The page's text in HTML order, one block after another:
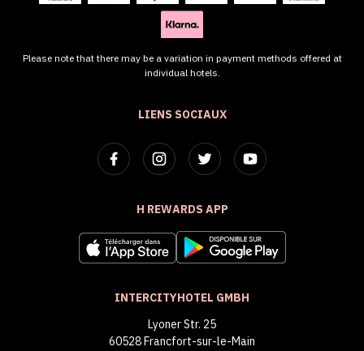
LIENS SOCIAUX
H REWARDS APP
INTERCITYHOTEL GMBH
Lyoner Str. 25
60528 Francfort-sur-le-Main
Please note that there may be a variation in payment methods offered at
individual hotels.